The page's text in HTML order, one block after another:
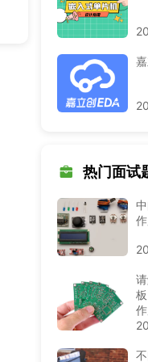
热门面试